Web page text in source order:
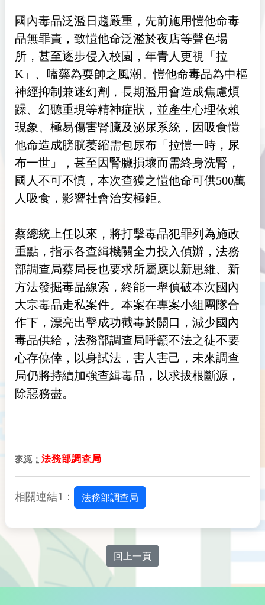
國內毒品泛濫日趨嚴重，先前施用愷他命毒
品無罪責，致愷他命泛濫於夜店等聲色場
所，甚至逐步侵入校園，年青人更視「拉
K」、嗑藥為耍帥之風潮。愷他命毒品為中樞
神經抑制兼迷幻劑，長期濫用會造成焦慮煩
躁、幻聽重現等精神症狀，並產生心理依賴
現象、極易傷害腎臟及泌尿系統，因吸食愷
他命造成膀胱萎縮需包尿布「拉愷一時，尿
布一世」，甚至因腎臟損壞而需終身洗腎，
國人不可不慎，本次查獲之愷他命可供500萬
人吸食，影響社會治安極鉅。
蔡總統上任以來，將打擊毒品犯罪列為施政
重點，指示各查緝機關全力投入偵辦，法務
部調查局蔡局長也要求所屬應以新思維、新
方法發掘毒品線索，終能一舉偵破本次國內
大宗毒品走私案件。本案在專案小組團隊合
作下，漂亮出擊成功截毒於關口，減少國內
毒品供給，法務部調查局呼籲不法之徒不要
心存僥倖，以身試法，害人害己，未來調查
局仍將持續加強查緝毒品，以求拔根斷源，
除惡務盡。
來源： 法務部調查局
相關連結1： 法務部調查局
回上一頁